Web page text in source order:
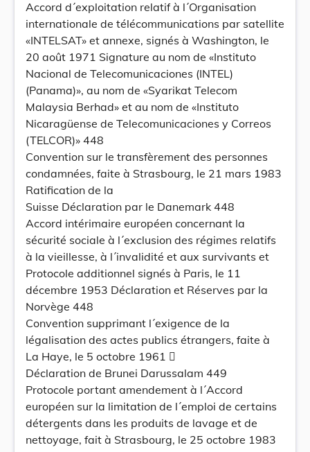
Accord d´exploitation relatif à l´Organisation
internationale de télécommunications par satellite
«INTELSAT» et annexe, signés à Washington, le
20 août 1971 Signature au nom de «Instituto
Nacional de Telecomunicaciones (INTEL)
(Panama)», au nom de «Syarikat Telecom
Malaysia Berhad» et au nom de «Instituto
Nicaragüense de Telecomunicaciones y Correos
(TELCOR)» 448
Convention sur le transfèrement des personnes
condamnées, faite à Strasbourg, le 21 mars 1983
Ratification de la
Suisse Déclaration par le Danemark 448
Accord intérimaire européen concernant la
sécurité sociale à l´exclusion des régimes relatifs
à la vieillesse, à l´invalidité et aux survivants et
Protocole additionnel signés à Paris, le 11
décembre 1953 Déclaration et Réserves par la
Norvège 448
Convention supprimant l´exigence de la
légalisation des actes publics étrangers, faite à
La Haye, le 5 octobre 1961 
Déclaration de Brunei Darussalam 449
Protocole portant amendement à l´Accord
européen sur la limitation de l´emploi de certains
détergents dans les produits de lavage et de
nettoyage, fait à Strasbourg, le 25 octobre 1983